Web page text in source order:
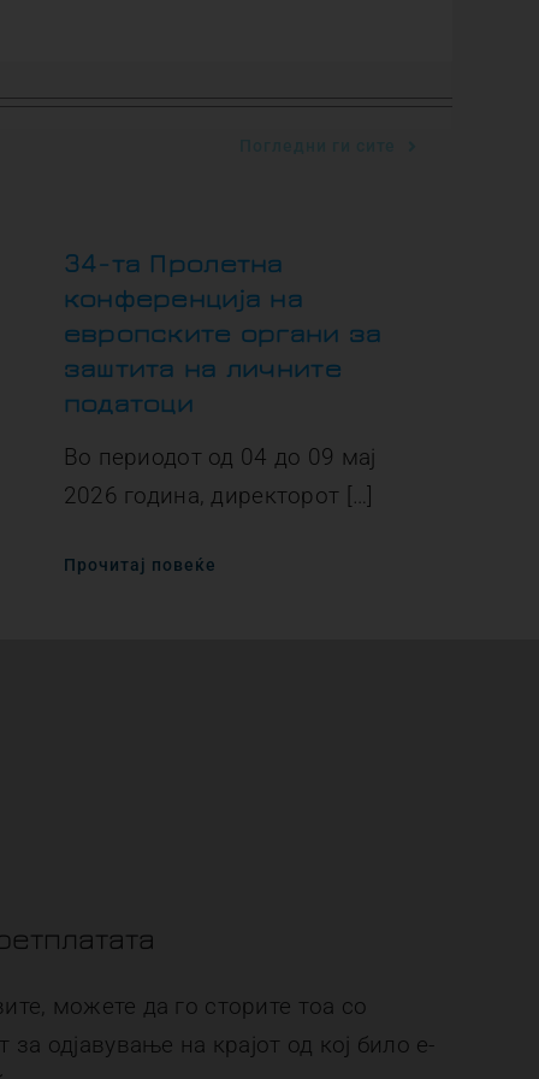
34-та Пролетна
конференција на
европските органи за
заштита на личните
податоци
Во периодот од 04 до 09 мај
2026 година, директорот […]
Прочитај повеќе
можете да го сторите тоа со
одјавување на крајот од кој било е-